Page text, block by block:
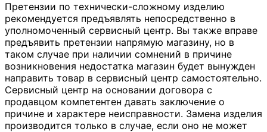
Претензии по технически-сложному изделию
рекомендуется предъявлять непосредственно в
уполномоченный сервисный центр. Вы также вправе
предъявить претензии напрямую магазину, но в
таком случае при наличии сомнений в причине
возникновения недостатка магазин будет вынужден
направить товар в сервисный центр самостоятельно.
Сервисный центр на основании договора с
продавцом компетентен давать заключение о
причине и характере неисправности. Замена изделия
производится только в случае, если оно не может